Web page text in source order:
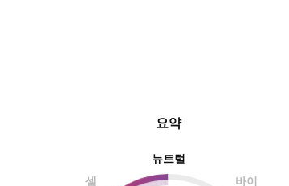
요약
뉴트럴
셀
바이